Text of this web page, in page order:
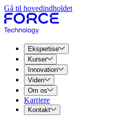
Gå til hovedindholdet
Ekspertise
Kurser
Innovation
Viden
Om os
Karriere
Kontakt